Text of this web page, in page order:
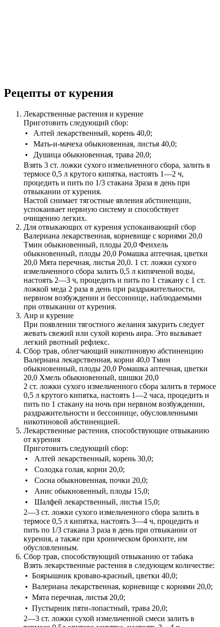
Рецепты от курения
Лекарственные растения и курение
Приготовить следующий сбор:
•
Алтей лекарственный, корень 40,0;
•
Мать-и-мачеха обыкновенная, листья 40,0;
•
Душица обыкновенная, трава 20,0;
Взять 3 ст. ложки сухого измельченного сбора, залить в
термосе 0,5 л крутого кипятка, настоять 1—2 ч,
процедить и пить по 1/3 стакана Зраза в день при
отвыкании от курения.
Настой снимает тягостные явления абстиненции,
успокаивает нервную систему и способствует
очищению легких.
Для отвыкающих от курения успокаивающий сбор
Валериана лекарственная, корневище с корнями 20,0
Тмин обыкновенный, плоды 20,0 Фенхель
обыкновенный, плоды 20,0 Ромашка аптечная, цветки
20,0 Мята перечная, листья 20,0. 1 ст. ложки сухого
измельченного сбора залить 0,5 л кипяченой воды,
настоять 2—3 ч, процедить и пить по 1 стакану с 1 ст.
ложкой меда 2 раза в день при раздражительности,
нервном возбуждении и бессоннице, наблюдаемыми
при отвыкании от курения.
Аир и курение
При появлении тягостного желания закурить следует
жевать свежий или сухой корень аира. Это вызывает
легкий рвотный рефлекс.
Сбор трав, облегчающий никотиновую абстиненцию
Валериана лекарственная, корни 40,0 Тмин
обыкновенный, плоды 20,0 Ромашка аптечная, цветки
20,0 Хмель обыкновенный, шишки 20,0
2 ст. ложки сухого измельченного сбора залить в термосе
0,5 л крутого кипятка, настоять 1—2 часа, процедить и
пить по 1 стакану на ночь при нервном возбуждении,
раздражительности и бессоннице, обусловленными
никотиновой абстиненцией.
Лекарственные растения, способствующие отвыканию
от курения
Приготовить следующий сбор:
•
Алтей лекарственный, корень 30,0;
•
Солодка голая, корни 20,0;
•
Сосна обыкновенная, почки 20,0;
•
Анис обыкновенный, плоды 15,0;
•
Шалфей лекарственный, листья 15,0;
2—3 ст. ложки сухого измельченного сбора залить в
термосе 0,5 л кипятка, настоять 3—4 ч, процедить и
пить по 1/3 стакана 3 раза в день при отвыкании от
курения, а также при хроническом бронхите, им
обусловленным.
Сбор трав, способствующий отвыканию от табака
Взять лекарственные растения в следующем количестве:
• Боярышник кроваво-красный, цветки 40,0;
• Валериана лекарственная, корневище с корнями 20,0;
• Мята перечная, листья 20,0;
• Пустырник пяти-лопастный, трава 20,0;
2—3 ст. ложки сухой измельченной смеси залить в